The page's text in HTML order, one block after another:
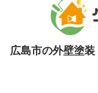
広島市の外壁塗